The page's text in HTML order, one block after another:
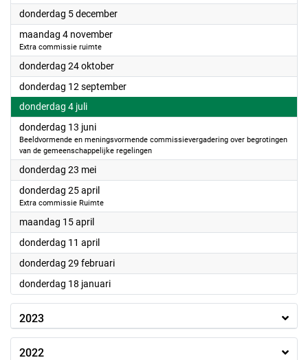
donderdag 5 december2024
maandag 4 november2024
Extra commissie ruimte
donderdag 24 oktober2024
donderdag 12 september2024
donderdag 4 juli2024
donderdag 13 juni2024
Beeldvormende en meningsvormende commissievergadering over begrotingen
van de gemeenschappelijke regelingen
donderdag 23 mei2024
donderdag 25 april2024
Extra commissie Ruimte
maandag 15 april2024
donderdag 11 april2024
donderdag 29 februari2024
donderdag 18 januari2024
2023
2022